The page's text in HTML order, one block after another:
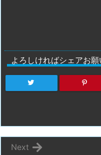
よろしければシェアお
Next